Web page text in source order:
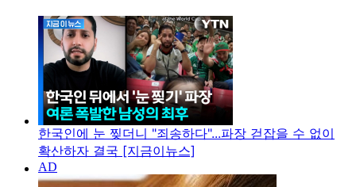
한국인에 눈 찢더니 "죄송하다"...파장 걷잡을 수 없이
확산하자 결국 [지금이뉴스]